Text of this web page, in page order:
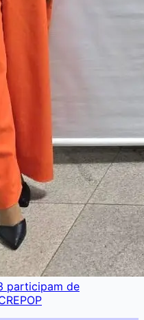
participam de